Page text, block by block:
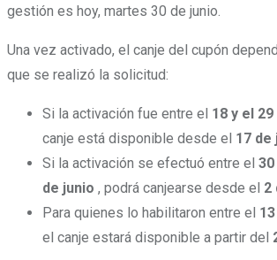
gestión es hoy, martes 30 de junio.
Una vez activado, el canje del cupón
que se realizó la solicitud:
Si la activación fue entre el 18 y el
canje está disponible desde el 17 de
Si la activación se efectuó entre el
de junio , podrá canjearse desde el 2
Para quienes lo habilitaron entre el
el canje estará disponible a partir del